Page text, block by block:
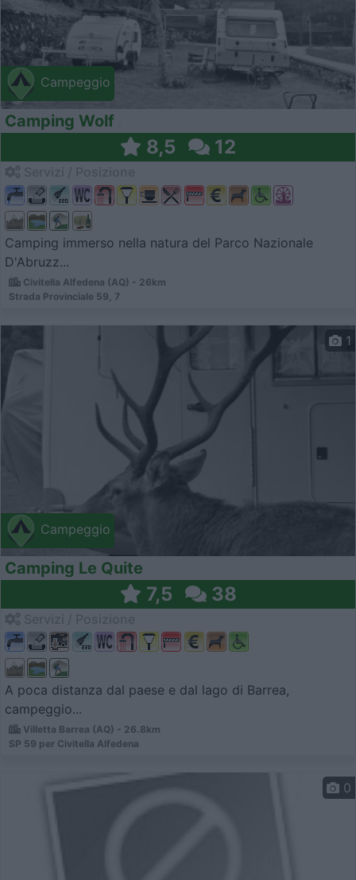
Campeggio
Camping Wolf
8,5 12
Camping immerso nella natura del Parco Nazionale
D'Abruzz...
Civitella Alfedena (AQ) - 26km
Strada Provinciale 59, 7
Campeggio
1
Camping Le Quite
7,5 38
A poca distanza dal paese e dal lago di Barrea,
campeggio...
Villetta Barrea (AQ) - 26.8km
SP 59 per Civitella Alfedena
0